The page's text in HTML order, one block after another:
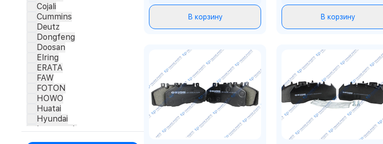
Cojali
Cummins
Deutz
Dongfeng
Doosan
Elring
ERATA
FAW
FOTON
HOWO
Huatai
Hyundai
Intertruck
В корзину В корзину